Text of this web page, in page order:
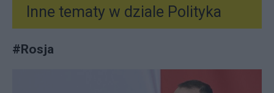
Inne tematy w dziale Polityka
#Rosja